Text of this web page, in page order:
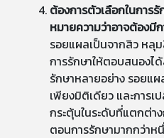
ต้องการตัวเลือกในการ
หมายความว่าอาจต้องมี
รอยแผลเป็นจากสิว หลุ
การรักษาให้ตอบสนองไ
รักษาหลายอย่าง รอยแ
เพียงมิติเดียว และการ
กระตุ้นในระดับที่แตกต่
ตอนการรักษามากกว่าห